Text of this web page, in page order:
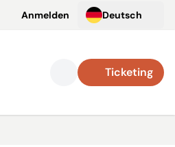
Anmelden Deutsch
Ticketing